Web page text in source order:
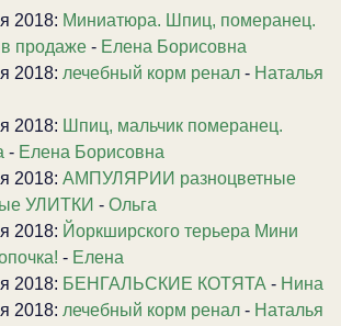
2018: Миниатюра. Шпиц, померанец.
в продаже - Елена Борисовна
2018: лечебный корм ренал - Наталья
2018: Шпиц, мальчик померанец.
- Елена Борисовна
2018: АМПУЛЯРИИ разноцветные
УЛИТКИ - Ольга
2018: Йоркширского терьера Мини
- Елена
2018: БЕНГАЛЬСКИЕ КОТЯТА - Нина
2018: лечебный корм ренал - Наталья